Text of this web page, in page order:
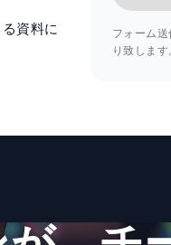
資料に
フォーム
り致します